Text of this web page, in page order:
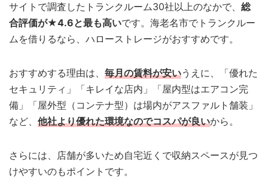
サイトで調査したトランクルーム30社以上のなかで、 総
合評価が★4.6と最も高いです。海老名市でトランクルー
ムを借りるなら、ハローストレージがおすすめです。
おすすめする理由は、 毎月の賃料が安いうえに、「優れた
セキュリティ」「キレイな店内」「屋内型はエアコン完
備」「屋外型（コンテナ型）は場内がアスファルト舗装」
など、 他社より優れた環境なのでコスパが良いから。
さらには、店舗が多いため自宅近くで収納スペースが見つ
けやすいのもポイントです。